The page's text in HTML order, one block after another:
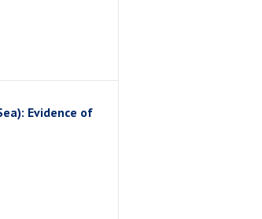
Evidence of